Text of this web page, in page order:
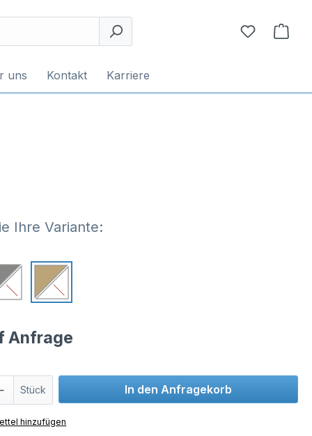
uns Kontakt Karriere
Ihre Variante:
Anfrage
Stück In den Anfragekorb
hinzufügen